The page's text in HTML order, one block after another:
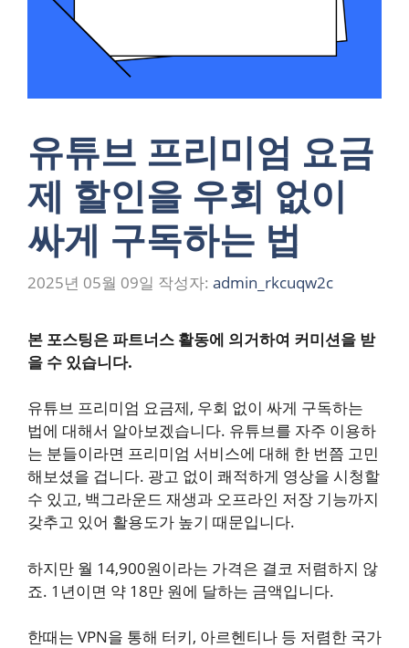
유튜브 프리미엄 요금
제 할인을 우회 없이
싸게 구독하는 법
2025년 05월 09일 작성자: admin_rkcuqw2c
본 포스팅은 파트너스 활동에 의거하여 커미션을 받
을 수 있습니다.
유튜브 프리미엄 요금제, 우회 없이 싸게 구독하는
법에 대해서 알아보겠습니다. 유튜브를 자주 이용하
는 분들이라면 프리미엄 서비스에 대해 한 번쯤 고민
해보셨을 겁니다. 광고 없이 쾌적하게 영상을 시청할
수 있고, 백그라운드 재생과 오프라인 저장 기능까지
갖추고 있어 활용도가 높기 때문입니다.
하지만 월 14,900원이라는 가격은 결코 저렴하지 않
죠. 1년이면 약 18만 원에 달하는 금액입니다.
한때는 VPN을 통해 터키, 아르헨티나 등 저렴한 국가